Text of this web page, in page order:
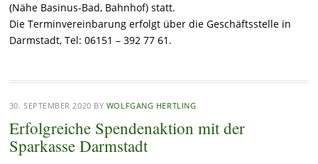
(Nähe Basinus-Bad, Bahnhof) statt.
Die Terminvereinbarung erfolgt über die Geschäftsstelle in
Darmstadt, Tel: 06151 – 392 77 61.
30. SEPTEMBER 2020 BY WOLFGANG HERTLING
Erfolgreiche Spendenaktion mit der
Sparkasse Darmstadt